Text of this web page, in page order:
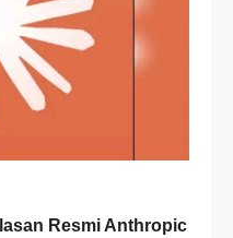
Resmi Anthropic